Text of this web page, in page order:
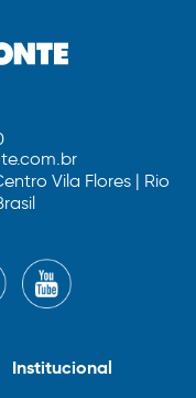
Vila Flores | Rio
Institucional